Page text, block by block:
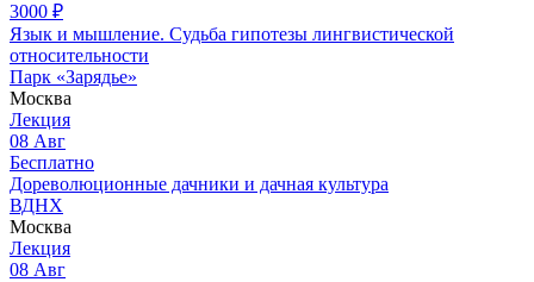
3000 ₽
Язык и мышление. Судьба гипотезы лингвистической
относительности
Парк «Зарядье»
Москва
Лекция
08 Авг
Бесплатно
Дореволюционные дачники и дачная культура
ВДНХ
Москва
Лекция
08 Авг